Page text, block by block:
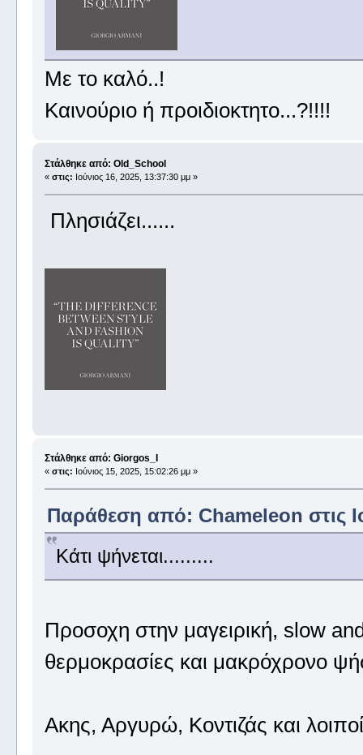
Με το καλό..!
Καινούριο ή προιδιοκτητο...?!!!!
Στάλθηκε από: Old_School
« στις: Ιούνιος 16, 2025, 13:37:30 μμ »
Πλησιάζει......
Στάλθηκε από: Giorgos_I
« στις: Ιούνιος 15, 2025, 15:02:26 μμ »
Παράθεση από: Chameleon στις
Κάτι ψήνεται.........
Προσοχη στην μαγειρική, slow
θερμοκρασίες και μακρόχρονο
Ακης, Αργυρώ, Κοντιζάς και